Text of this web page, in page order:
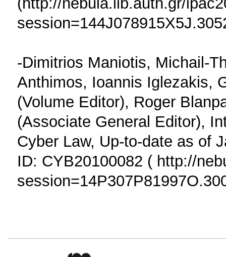
-Dimitrios Maniotis, Michail-
Anthimos, Ioannis Iglezakis,
(Volume Editor), Roger
(Associate General Editor),
Cyber Law, Up-to-date as of
ID: CYB20100082 ( http://